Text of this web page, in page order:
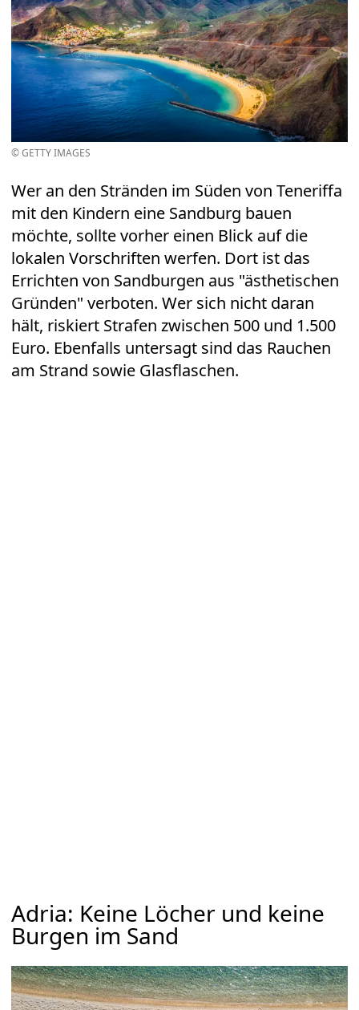
© GETTY IMAGES
Wer an den Stränden im Süden von Teneriffa
mit den Kindern eine Sandburg bauen
möchte, sollte vorher einen Blick auf die
lokalen Vorschriften werfen. Dort ist das
Errichten von Sandburgen aus "ästhetischen
Gründen" verboten. Wer sich nicht daran
hält, riskiert Strafen zwischen 500 und 1.500
Euro. Ebenfalls untersagt sind das Rauchen
am Strand sowie Glasflaschen.
Adria: Keine Löcher und keine
Burgen im Sand